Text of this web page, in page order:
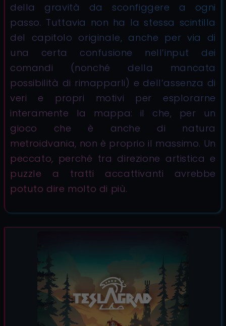
della gravità da sconfiggere a ogni
passo. Tuttavia non ha la stessa scintilla
del capitolo originale, anche per via di
una certa confusione nell’input dei
comandi (nonché della mancata
possibilità di rimapparli) e dell’assenza di
veri e propri motivi per esplorarne
interamente la mappa: il che, per un
gioco che è anche di natura
metroidvania, non è proprio il massimo. Un
peccato, perché tra direzione artistica e
puzzle a tratti accattivanti avrebbe
potuto dire molto di più.